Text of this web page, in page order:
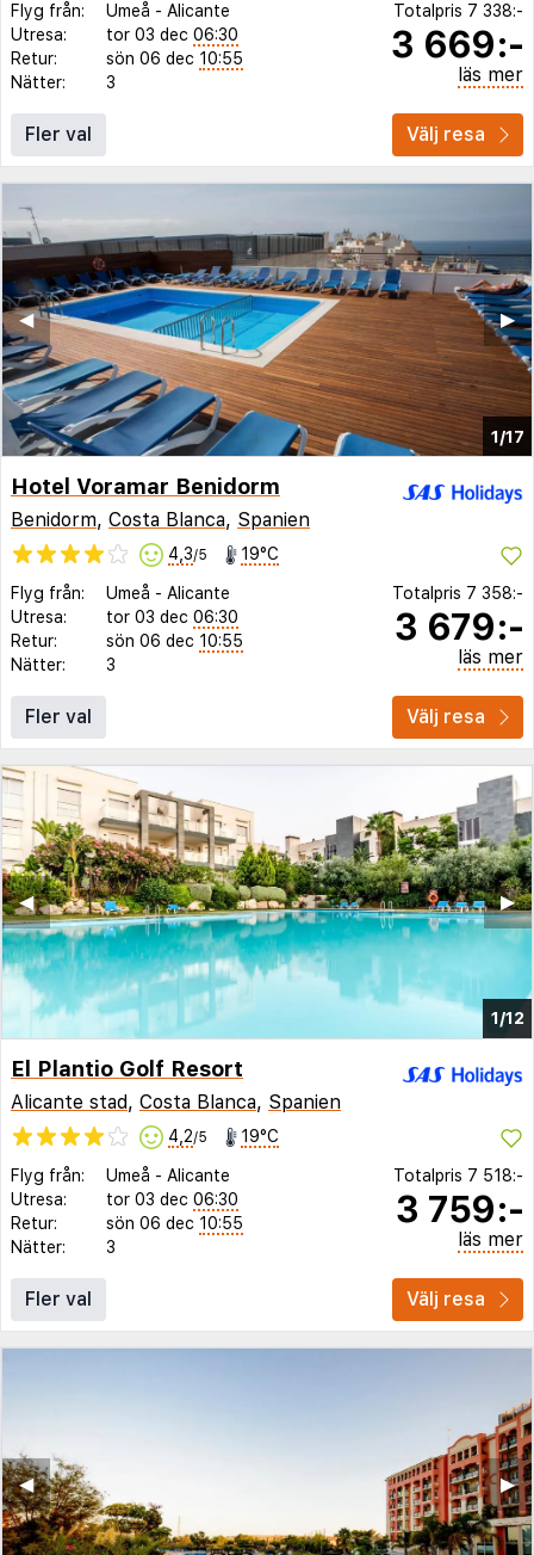
Flyg från: Umeå - Alicante
Utresa:
tor 03 dec 06:30
Retur:
sön 06 dec 10:55
Nätter:
3
Totalpris 7 338:-
3 669:-
läs mer
Fler val Välj resa
1/17
▶︎
◀︎
Hotel Voramar Benidorm
Benidorm, Costa Blanca, Spanien
4,3/5 19°C
Flyg från: Umeå - Alicante
Utresa:
tor 03 dec 06:30
Retur:
sön 06 dec 10:55
Nätter:
3
Totalpris 7 358:-
3 679:-
läs mer
Fler val Välj resa
1/12
▶︎
◀︎
El Plantio Golf Resort
Alicante stad, Costa Blanca, Spanien
4,2/5 19°C
Flyg från: Umeå - Alicante
Utresa:
tor 03 dec 06:30
Retur:
sön 06 dec 10:55
Nätter:
3
Totalpris 7 518:-
3 759:-
läs mer
Fler val Välj resa
▶︎
◀︎